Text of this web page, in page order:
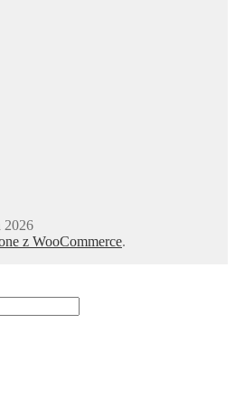
2026
z WooCommerce.